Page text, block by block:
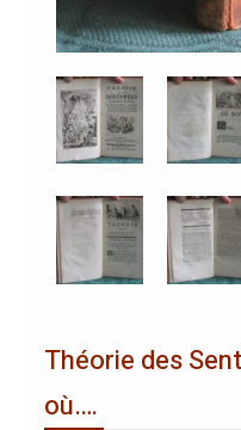
Théorie des
où….